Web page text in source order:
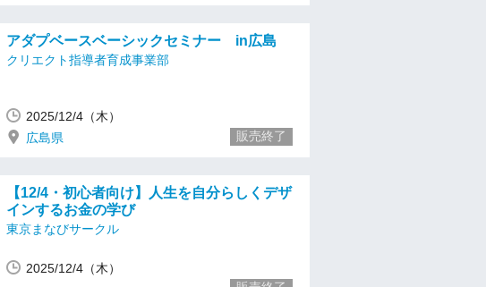
アダプベースベーシックセミナー in広島
クリエクト指導者育成事業部
2025/12/4（木）
広島県
販売終了
【12/4・初心者向け】人生を自分らしくデザ
インするお金の学び
東京まなびサークル
2025/12/4（木）